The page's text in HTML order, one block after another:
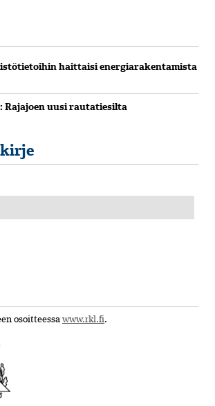
haittaisi energiarakentamista
Rajajoen uusi rautatiesilta
osoitteessa www.rkl.fi.